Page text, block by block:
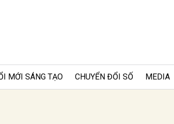
MỚI SÁNG TẠO CHUYỂN ĐỔI SỐ MEDIA